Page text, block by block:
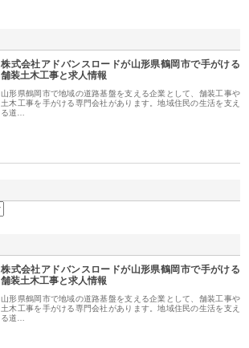
株式会社アドバンスロードが山形県鶴岡市で手がける
舗装土木工事と求人情報
山形県鶴岡市で地域の道路基盤を支える企業として、舗装工事や
土木工事を手がける専門会社があります。地域住民の生活を支え
る道…
株式会社アドバンスロードが山形県鶴岡市で手がける
舗装土木工事と求人情報
山形県鶴岡市で地域の道路基盤を支える企業として、舗装工事や
土木工事を手がける専門会社があります。地域住民の生活を支え
る道…